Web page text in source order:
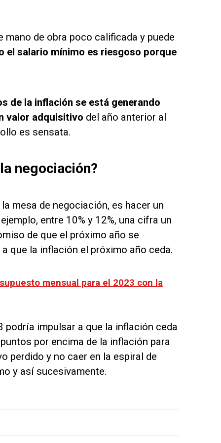
de obra poco calificada y puede
el salario mínimo es riesgoso porque
de la inflación se está generando
valor adquisitivo del año anterior al
es sensata.
negociación?
mesa de negociación, es hacer un
entre 10% y 12%, una cifra un
de que el próximo año se
que la inflación el próximo año ceda.
mensual para el 2023 con la
impulsar a que la inflación ceda
por encima de la inflación para
perdido y no caer en la espiral de
y así sucesivamente.